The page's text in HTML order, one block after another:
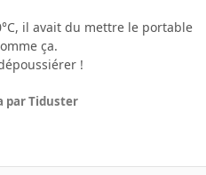
il avait du mettre le portable
ça.
!
par Tiduster